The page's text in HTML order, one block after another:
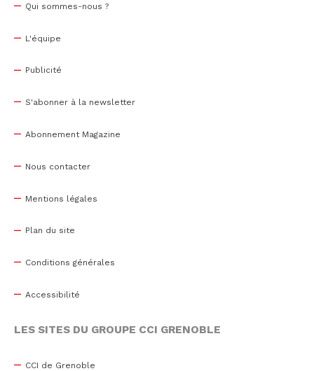
Qui sommes-nous ?
L'équipe
Publicité
S'abonner à la newsletter
Abonnement Magazine
Nous contacter
Mentions légales
Plan du site
Conditions générales
Accessibilité
LES SITES DU GROUPE CCI GRENOBLE
CCI de Grenoble